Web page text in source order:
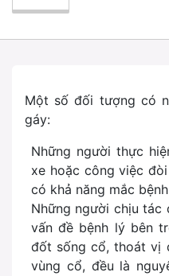
Một số đối tượng có
gáy:
Những người thực
xe hoặc công việc
có khả năng mắc
Những người chịu tác
vấn đề bệnh lý bên
đốt sống cổ, thoát vị
vùng cổ, đều là